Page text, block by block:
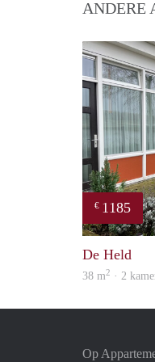
ANDERE
€ 1185
De Held
38 m2 · 2
Op